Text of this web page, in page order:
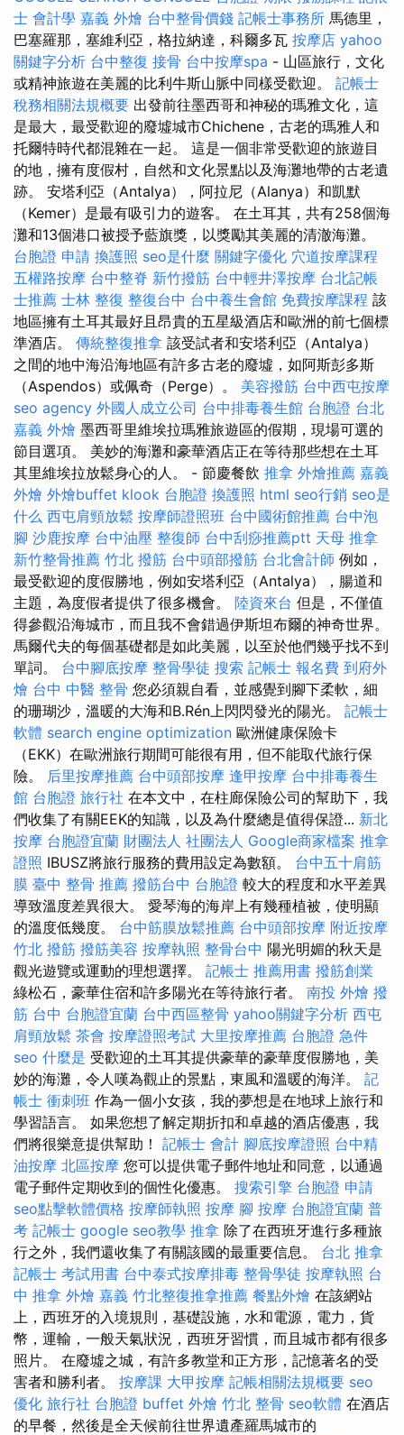
士 會計學 嘉義 外燴 台中整骨價錢 記帳士事務所 馬德里，
巴塞羅那，塞維利亞，格拉納達，科爾多瓦 按摩店 yahoo
關鍵字分析 台中整復 接骨 台中按摩spa - 山區旅行，文化
或精神旅遊在美麗的比利牛斯山脈中同樣受歡迎。 記帳士
稅務相關法規概要 出發前往墨西哥和神秘的瑪雅文化，這
是最大，最受歡迎的廢墟城市Chichene，古老的瑪雅人和
托爾特時代都混雜在一起。 這是一個非常受歡迎的旅遊目
的地，擁有度假村，自然和文化景點以及海灘地帶的古老遺
跡。 安塔利亞（Antalya），阿拉尼（Alanya）和凱默
（Kemer）是最有吸引力的遊客。 在土耳其，共有258個海
灘和13個港口被授予藍旗獎，以獎勵其美麗的清澈海灘。
台胞證 申請 換護照 seo是什麼 關鍵字優化 穴道按摩課程
五權路按摩 台中整脊 新竹撥筋 台中輕井澤按摩 台北記帳
士推薦 士林 整復 整復台中 台中養生會館 免費按摩課程 該
地區擁有土耳其最好且昂貴的五星級酒店和歐洲的前七個標
準酒店。 傳統整復推拿 該受試者和安塔利亞（Antalya）
之間的地中海沿海地區有許多古老的廢墟，如阿斯彭多斯
（Aspendos）或佩奇（Perge）。 美容撥筋 台中西屯按摩
seo agency 外國人成立公司 台中排毒養生館 台胞證 台北
嘉義 外燴 墨西哥里維埃拉瑪雅旅遊區的假期，現場可選的
節目選項。 美妙的海灘和豪華酒店正在等待那些想在土耳
其里維埃拉放鬆身心的人。 - 節慶餐飲 推拿 外燴推薦 嘉義
外燴 外燴buffet klook 台胞證 換護照 html seo行銷 seo是
什么 西屯肩頸放鬆 按摩師證照班 台中國術館推薦 台中泡
腳 沙鹿按摩 台中油壓 整復師 台中刮痧推薦ptt 天母 推拿
新竹整骨推薦 竹北 撥筋 台中頭部撥筋 台北會計師 例如，
最受歡迎的度假勝地，例如安塔利亞（Antalya），腸道和
主題，為度假者提供了很多機會。 陸資來台 但是，不僅值
得參觀沿海城市，而且我不會錯過伊斯坦布爾的神奇世界。
馬爾代夫的每個基礎都是如此美麗，以至於他們幾乎找不到
單詞。 台中腳底按摩 整骨學徒 搜索 記帳士 報名費 到府外
燴 台中 中醫 整骨 您必須親自看，並感覺到腳下柔軟，細
的珊瑚沙，溫暖的大海和B.Rén上閃閃發光的陽光。 記帳士
軟體 search engine optimization 歐洲健康保險卡
（EKK）在歐洲旅行期間可能很有用，但不能取代旅行保
險。 后里按摩推薦 台中頭部按摩 逢甲按摩 台中排毒養生
館 台胞證 旅行社 在本文中，在柱廊保險公司的幫助下，我
們收集了有關EEK的知識，以及為什麼總是值得保證... 新北
按摩 台胞證宜蘭 財團法人 社團法人 Google商家檔案 推拿
證照 IBUSZ將旅行服務的費用設定為數額。 台中五十肩筋
膜 臺中 整骨 推薦 撥筋台中 台胞證 較大的程度和水平差異
導致溫度差異很大。 愛琴海的海岸上有幾種植被，使明顯
的溫度低幾度。 台中筋膜放鬆推薦 台中頭部按摩 附近按摩
竹北 撥筋 撥筋美容 按摩執照 整骨台中 陽光明媚的秋天是
觀光遊覽或運動的理想選擇。 記帳士 推薦用書 撥筋創業
綠松石，豪華住宿和許多陽光在等待旅行者。 南投 外燴 撥
筋 台中 台胞證宜蘭 台中西區整骨 yahoo關鍵字分析 西屯
肩頸放鬆 茶會 按摩證照考試 大里按摩推薦 台胞證 急件
seo 什麼是 受歡迎的土耳其提供豪華的豪華度假勝地，美
妙的海灘，令人嘆為觀止的景點，東風和溫暖的海洋。 記
帳士 衝刺班 作為一個小女孩，我的夢想是在地球上旅行和
學習語言。 如果您想了解定期折扣和卓越的酒店優惠，我
們將很樂意提供幫助！ 記帳士 會計 腳底按摩證照 台中精
油按摩 北區按摩 您可以提供電子郵件地址和同意，以通過
電子郵件定期收到的個性化優惠。 搜索引擎 台胞證 申請
seo點擊軟體價格 按摩師執照 按摩 腳 按摩 台胞證宜蘭 普
考 記帳士 google seo教學 推拿 除了在西班牙進行多種旅
行之外，我們還收集了有關該國的最重要信息。 台北 推拿
記帳士 考試用書 台中泰式按摩排毒 整骨學徒 按摩執照 台
中 推拿 外燴 嘉義 竹北整復推拿推薦 餐點外燴 在該網站
上，西班牙的入境規則，基礎設施，水和電源，電力，貨
幣，運輸，一般天氣狀況，西班牙習慣，而且城市都有很多
照片。 在廢墟之城，有許多教堂和正方形，記憶著名的受
害者和勝利者。 按摩課 大甲按摩 記帳相關法規概要 seo
優化 旅行社 台胞證 buffet 外燴 竹北 整骨 seo軟體 在酒店
的早餐，然後是全天候前往世界遺產羅馬城市的